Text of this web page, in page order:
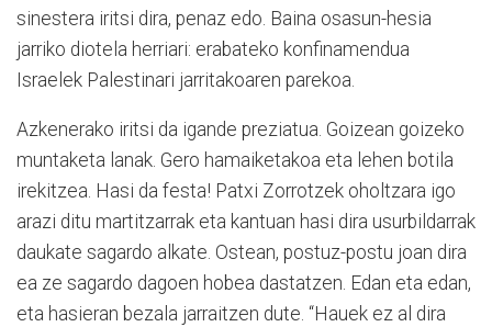
sinestera iritsi dira, penaz edo. Baina osasun-hesia
jarriko diotela herriari: erabateko konfinamendua
Israelek Palestinari jarritakoaren parekoa.
Azkenerako iritsi da igande preziatua. Goizean goizeko
muntaketa lanak. Gero hamaiketakoa eta lehen botila
irekitzea. Hasi da festa! Patxi Zorrotzek oholtzara igo
arazi ditu martitzarrak eta kantuan hasi dira usurbildarrak
daukate sagardo alkate. Ostean, postuz-postu joan dira
ea ze sagardo dagoen hobea dastatzen. Edan eta edan,
eta hasieran bezala jarraitzen dute. “Hauek ez al dira